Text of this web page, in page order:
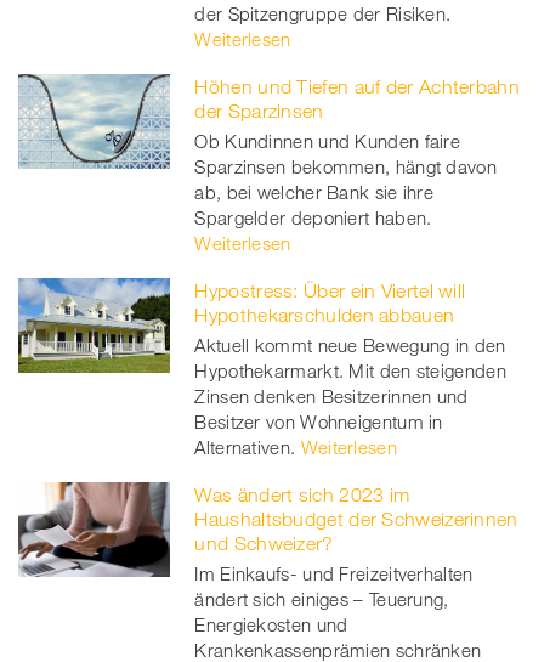
der Spitzengruppe der Risiken.
Weiterlesen
Höhen und Tiefen auf der Achterbahn
der Sparzinsen
Ob Kundinnen und Kunden faire
Sparzinsen bekommen, hängt davon
ab, bei welcher Bank sie ihre
Spargelder deponiert haben.
Weiterlesen
Hypostress: Über ein Viertel will
Hypothekarschulden abbauen
Aktuell kommt neue Bewegung in den
Hypothekarmarkt. Mit den steigenden
Zinsen denken Besitzerinnen und
Besitzer von Wohneigentum in
Alternativen. Weiterlesen
Was ändert sich 2023 im
Haushaltsbudget der Schweizerinnen
und Schweizer?
Im Einkaufs- und Freizeitverhalten
ändert sich einiges – Teuerung,
Energiekosten und
Krankenkassenprämien schränken